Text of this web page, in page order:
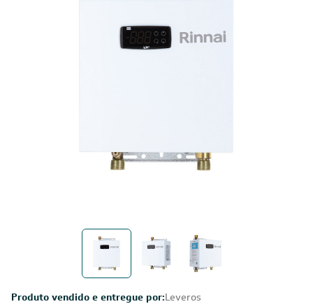
Produto vendido e entregue por:Leveros